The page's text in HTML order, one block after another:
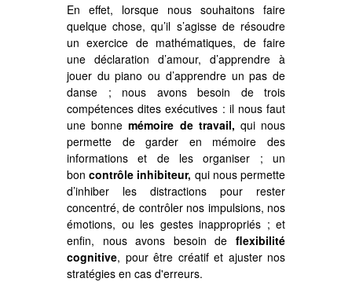
En effet, lorsque nous souhaitons faire
quelque chose, qu’il s’agisse de résoudre
un exercice de mathématiques, de faire
une déclaration d’amour, d’apprendre à
jouer du piano ou d’apprendre un pas de
danse ; nous avons besoin de trois
compétences dites exécutives : il nous faut
une bonne mémoire de travail, qui nous
permette de garder en mémoire des
informations et de les organiser ; un
bon contrôle inhibiteur, qui nous permette
d’inhiber les distractions pour rester
concentré, de contrôler nos impulsions, nos
émotions, ou les gestes inappropriés ; et
enfin, nous avons besoin de flexibilité
cognitive, pour être créatif et ajuster nos
stratégies en cas d'erreurs.